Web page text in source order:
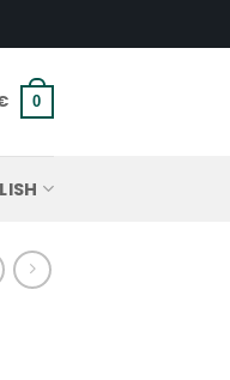
0